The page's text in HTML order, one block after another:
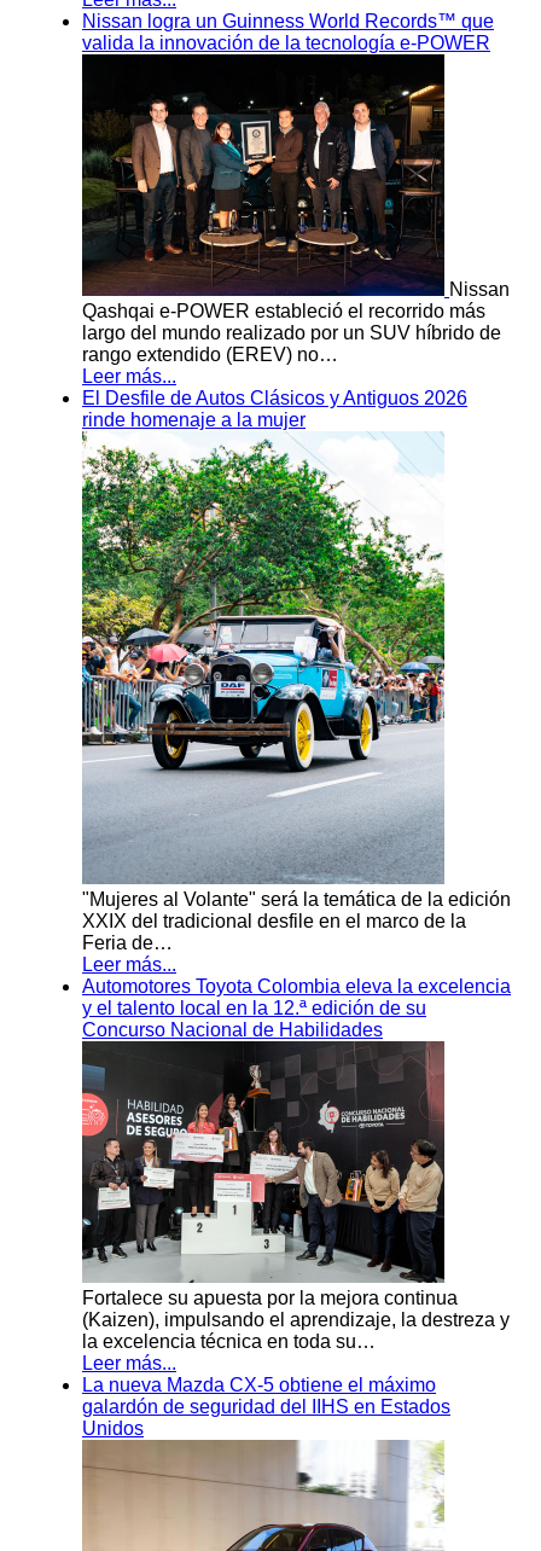
Nissan logra un Guinness World Records™ que
valida la innovación de la tecnología e-POWER
Nissan
Qashqai e-POWER estableció el recorrido más
largo del mundo realizado por un SUV híbrido de
rango extendido (EREV) no…
Leer más...
El Desfile de Autos Clásicos y Antiguos 2026
rinde homenaje a la mujer
"Mujeres al Volante" será la temática de la edición
XXIX del tradicional desfile en el marco de la
Feria de…
Leer más...
Automotores Toyota Colombia eleva la excelencia
y el talento local en la 12.ª edición de su
Concurso Nacional de Habilidades
Fortalece su apuesta por la mejora continua
(Kaizen), impulsando el aprendizaje, la destreza y
la excelencia técnica en toda su…
Leer más...
La nueva Mazda CX-5 obtiene el máximo
galardón de seguridad del IIHS en Estados
Unidos